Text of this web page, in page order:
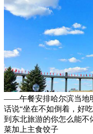
——午餐安排哈尔滨当地
话说“坐在不如倒着，好
到东北旅游的你怎么能不
菜加上主食饺子